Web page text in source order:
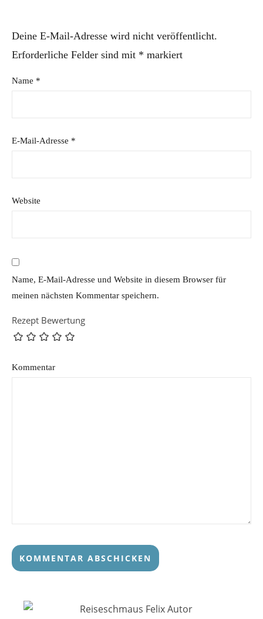
Deine E-Mail-Adresse wird nicht veröffentlicht.
Erforderliche Felder sind mit * markiert
Name *
E-Mail-Adresse *
Website
Name, E-Mail-Adresse und Website in diesem Browser für
meinen nächsten Kommentar speichern.
Rezept Bewertung
Kommentar